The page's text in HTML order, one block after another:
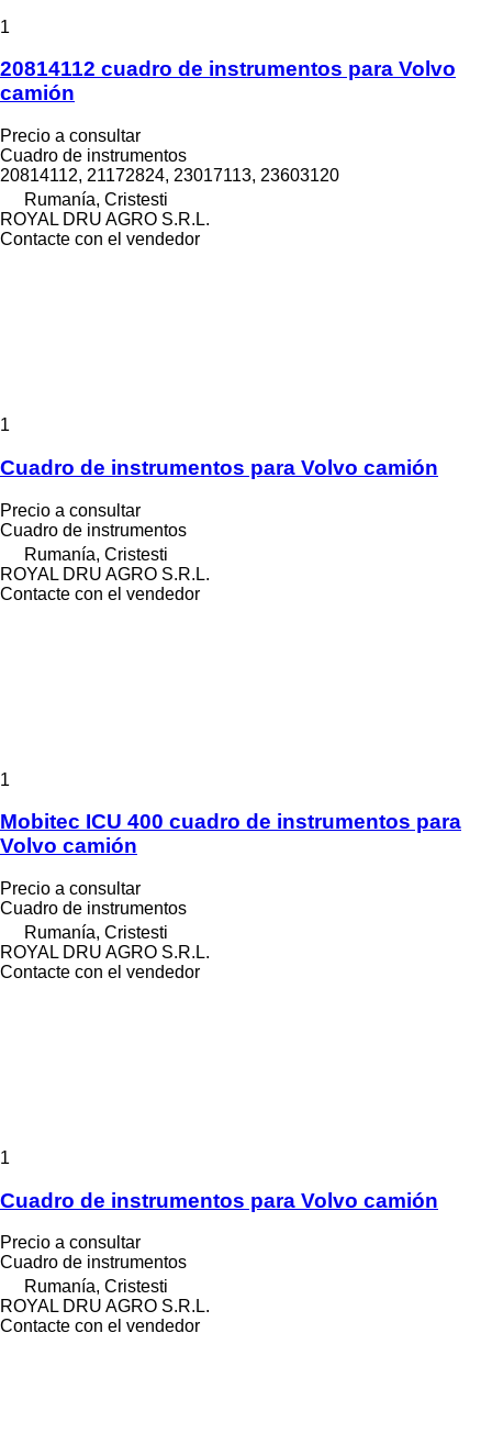
1
20814112 cuadro de instrumentos para Volvo
camión
Precio a consultar
Cuadro de instrumentos
20814112, 21172824, 23017113, 23603120
Rumanía, Cristesti
ROYAL DRU AGRO S.R.L.
Contacte con el vendedor
1
Cuadro de instrumentos para Volvo camión
Precio a consultar
Cuadro de instrumentos
Rumanía, Cristesti
ROYAL DRU AGRO S.R.L.
Contacte con el vendedor
1
Mobitec ICU 400 cuadro de instrumentos para
Volvo camión
Precio a consultar
Cuadro de instrumentos
Rumanía, Cristesti
ROYAL DRU AGRO S.R.L.
Contacte con el vendedor
1
Cuadro de instrumentos para Volvo camión
Precio a consultar
Cuadro de instrumentos
Rumanía, Cristesti
ROYAL DRU AGRO S.R.L.
Contacte con el vendedor